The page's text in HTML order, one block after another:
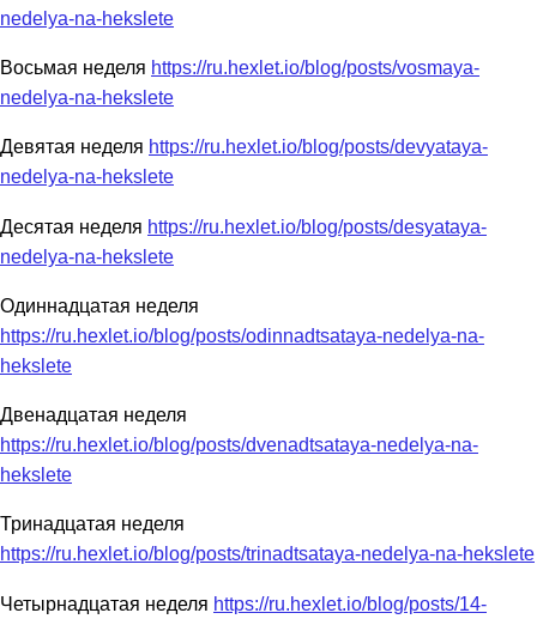
nedelya-na-hekslete
Восьмая неделя https://ru.hexlet.io/blog/posts/vosmaya-
nedelya-na-hekslete
Девятая неделя https://ru.hexlet.io/blog/posts/devyataya-
nedelya-na-hekslete
Десятая неделя https://ru.hexlet.io/blog/posts/desyataya-
nedelya-na-hekslete
Одиннадцатая неделя
https://ru.hexlet.io/blog/posts/odinnadtsataya-nedelya-na-
hekslete
Двенадцатая неделя
https://ru.hexlet.io/blog/posts/dvenadtsataya-nedelya-na-
hekslete
Тринадцатая неделя
https://ru.hexlet.io/blog/posts/trinadtsataya-nedelya-na-hekslete
Четырнадцатая неделя https://ru.hexlet.io/blog/posts/14-